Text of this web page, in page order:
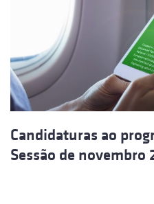
Candidaturas ao
Sessão de novembro